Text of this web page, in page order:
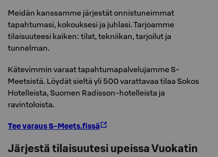
Meidän kanssamme järjestät onnistuneimmat
tapahtumasi, kokouksesi ja juhlasi. Tarjoamme
tilaisuuteesi kaiken: tilat, tekniikan, tarjoilut ja
tunnelman.
Kätevimmin varaat tapahtumapalvelujamme S-
Meetsistä. Löydät sieltä yli 500 varattavaa tilaa Sokos
Hotelleista, Suomen Radisson-hotelleista ja
ravintoloista.
Tee varaus S-Meets.fissä
Järjestä tilaisuutesi upeissa Vuokatin